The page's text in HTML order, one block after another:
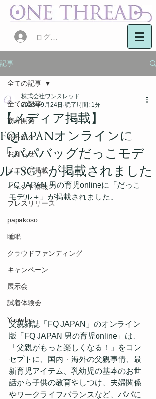
ログイン
記事
全ての記事
商品開発
商品紹介
お知らせ
メディア掲載
イベント情報
プレスリリース
papakoso
睡眠
クラウドファンディング
キャンペーン
展示会
試着体験会
Youtube
全ての記事
【メディア掲載】
FQJAPANオンラインに
「パパバッグだっこモデ
ル+SG」が掲載されました
株式会社ワンスレッド
2023年9月24日 読了時間: 1分
FQ JAPAN 男の育児onlineに「だっこ
モデル＋」が掲載されました。
父親雑誌「FQ JAPAN」のオンライン
版「FQ JAPAN 男の育児online」は、
「父親がもっと楽しくなる！」をコン
セプトに、国内・海外の父親事情、最
新育児アイテム、乳幼児の基本のお世
話から子供の教育やしつけ、夫婦関係
やワークライフバランスなど、パパに